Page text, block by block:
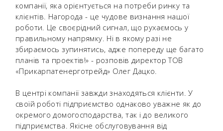
компанії, яка орієнтується на потреби ринку та
клієнтів. Нагорода - це чудове визнання нашої
роботи. Це своєрідний сигнал, що рухаємось у
правильному напрямку. Ні в якому разі не
збираємось зупинятись, адже попереду ще багато
планів та проектів!» - розповів директор ТОВ
«Прикарпатенерготрейд» Олег Дацко.
В центрі компанії завжди знаходяться клієнти. У
своїй роботі підприємство однаково уважне як до
окремого домогосподарства, так і до великого
підприємства. Якісне обслуговування від